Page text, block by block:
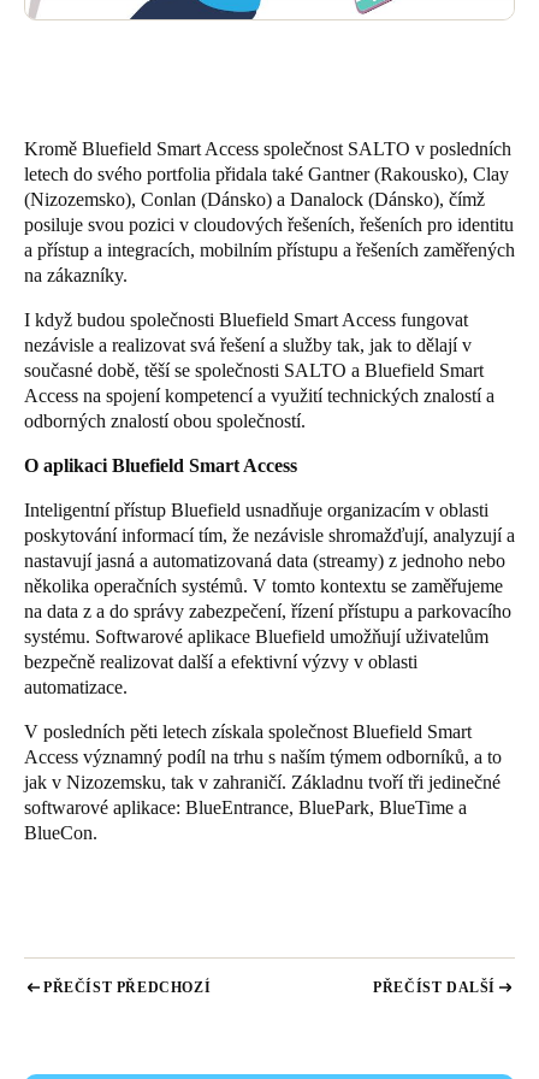
Kromě Bluefield Smart Access společnost SALTO v posledních
letech do svého portfolia přidala také Gantner (Rakousko), Clay
(Nizozemsko), Conlan (Dánsko) a Danalock (Dánsko), čímž
posiluje svou pozici v cloudových řešeních, řešeních pro identitu
a přístup a integracích, mobilním přístupu a řešeních zaměřených
na zákazníky.
I když budou společnosti Bluefield Smart Access fungovat
nezávisle a realizovat svá řešení a služby tak, jak to dělají v
současné době, těší se společnosti SALTO a Bluefield Smart
Access na spojení kompetencí a využití technických znalostí a
odborných znalostí obou společností.
O aplikaci Bluefield Smart Access
Inteligentní přístup Bluefield usnadňuje organizacím v oblasti
poskytování informací tím, že nezávisle shromažďují, analyzují a
nastavují jasná a automatizovaná data (streamy) z jednoho nebo
několika operačních systémů. V tomto kontextu se zaměřujeme
na data z a do správy zabezpečení, řízení přístupu a parkovacího
systému. Softwarové aplikace Bluefield umožňují uživatelům
bezpečně realizovat další a efektivní výzvy v oblasti
automatizace.
V posledních pěti letech získala společnost Bluefield Smart
Access významný podíl na trhu s naším týmem odborníků, a to
jak v Nizozemsku, tak v zahraničí. Základnu tvoří tři jedinečné
softwarové aplikace: BlueEntrance, BluePark, BlueTime a
BlueCon.
PŘEČÍST PŘEDCHOZÍ PŘEČÍST DALŠÍ